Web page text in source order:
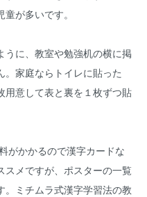
が多いです。
うに、教室や勉強机の横に掲
家庭ならトイレに貼った
用意して表と裏を１枚ずつ貼
がかかるので漢字カードな
スメですが、ポスターの一覧
ミチムラ式漢字学習法の教